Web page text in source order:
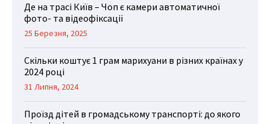
Де на трасі Київ – Чоп є камери автоматичної
фото- та відеофіксації
25 Березня, 2025
Скільки коштує 1 грам марихуани в різних країнах у
2024 році
31 Липня, 2024
Проїзд дітей в громадському транспорті: до якого